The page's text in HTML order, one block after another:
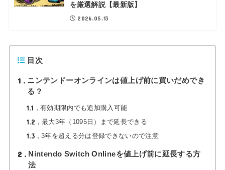
を厳選解説【最新版】
2026.05.13
目次
1
ニンテンドーオンラインは値上げ前に買いだめでき
る？
1.1 有効期限内でも追加購入可能
1.2 最大3年（1095日）まで延長できる
1.3 3年を超える分は登録できないので注意
2
Nintendo Switch Onlineを値上げ前に延長する方
法